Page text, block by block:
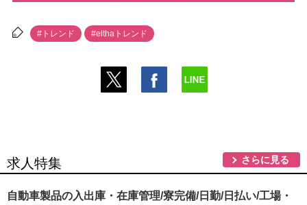
#トレンド #elthaトレンド
求人特集 さらに見る
自動車製品の入出庫・在庫管理/寮完備/日勤/日払い/工場・